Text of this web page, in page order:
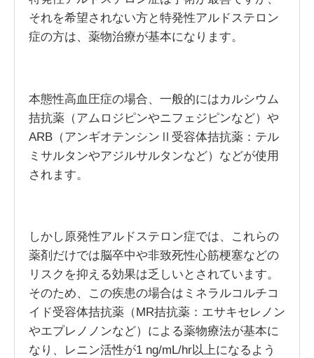
それを希望されない方と特発性アルドステロン
症の方は、薬物治療が基本になります。
本態性高血圧症の場合、一般的にはカルシウム
拮抗薬（アムロジピンやニフェジピンなど）や
ARB（アンギオテンシンⅡ受容体拮抗薬：テル
ミサルタンやアジルサルタンなど）などが使用
されます。
しかし原発性アルドステロン症では、これらの
薬剤だけでは脳卒中や非致死性心筋梗塞などの
リスクを抑える効果は乏しいとされています。
そのため、この疾患の場合はミネラルコルチコ
イド受容体拮抗薬（MR拮抗薬：エサキセレノン
やエプレノノンなど）による薬物療法が基本に
なり、レニン活性が1 ng/mL/hr以上になるよう